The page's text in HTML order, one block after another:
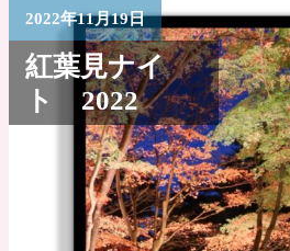
2022年11月19日
紅葉見ナイ
ト 2022